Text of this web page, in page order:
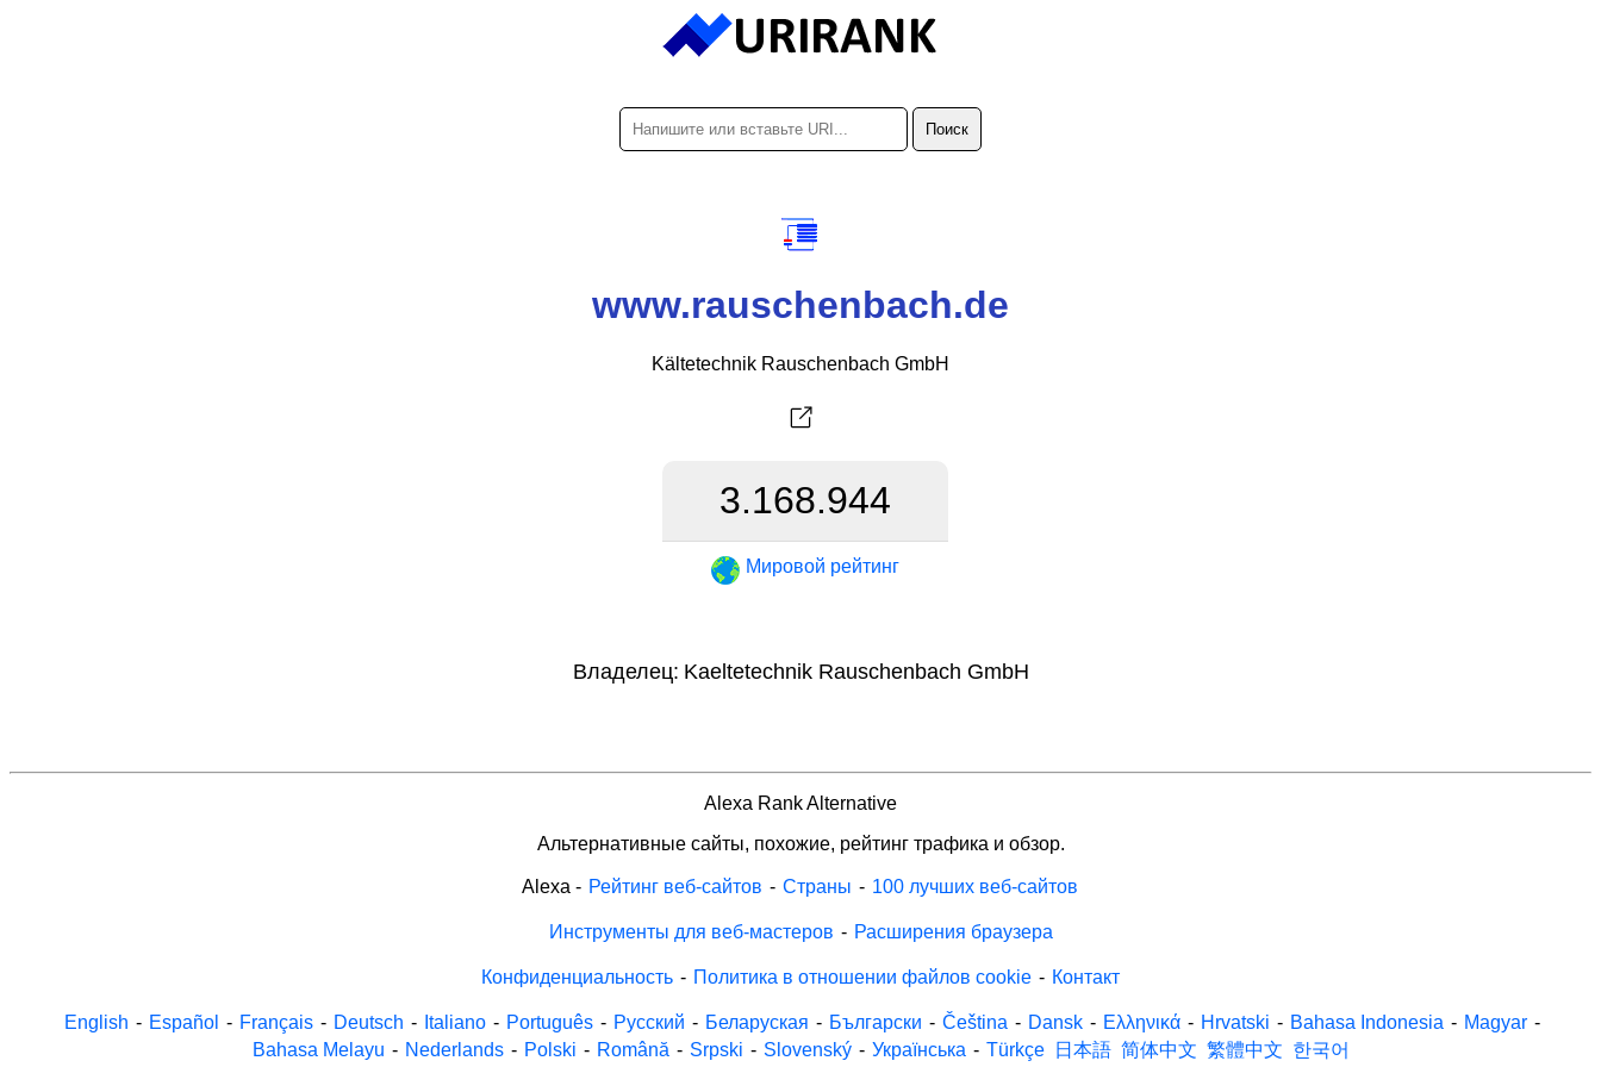
www.rauschenbach.de
Kältetechnik Rauschenbach GmbH
3.168.944
Мировой рейтинг
Владелец: Kaeltetechnik Rauschenbach GmbH
Alexa Rank Alternative
Альтернативные сайты, похожие, рейтинг трафика и обзор.
Alexa - Рейтинг веб-сайтов - Страны - 100 лучших веб-сайтов
Инструменты для веб-мастеров - Расширения браузера
Конфиденциальность - Политика в отношении файлов cookie - Контакт
English - Español - Français - Deutsch - Italiano - Português - Русский - Беларуская - Български - Čeština - Dansk - Ελληνικά - Hrvatski - Bahasa Indonesia - Magyar -
Bahasa Melayu - Nederlands - Polski - Română - Srpski - Slovenský - Українська - Türkçe 日本語 简体中文 繁體中文 한국어